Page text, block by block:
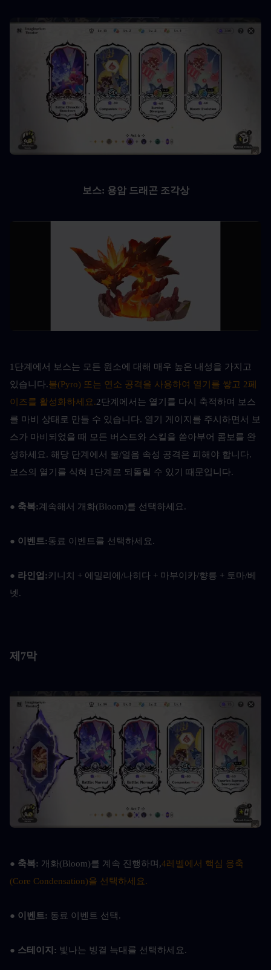
보스: 용암 드래곤 조각상
1단계에서 보스는 모든 원소에 대해 매우 높은 내성을 가지고
있습니다.불(Pyro) 또는 연소 공격을 사용하여 열기를 쌓고 2페
이즈를 활성화하세요.2단계에서는 열기를 다시 축적하여 보스
를 마비 상태로 만들 수 있습니다. 열기 게이지를 주시하면서 보
스가 마비되었을 때 모든 버스트와 스킬을 쏟아부어 콤보를 완
성하세요. 해당 단계에서 물/얼음 속성 공격은 피해야 합니다.
보스의 열기를 식혀 1단계로 되돌릴 수 있기 때문입니다.
● 축복:계속해서 개화(Bloom)를 선택하세요.
● 이벤트:동료 이벤트를 선택하세요.
● 라인업:키니치 + 에밀리에/나히다 + 마부이카/향릉 + 토마/베
넷.
제7막
● 축복: 개화(Bloom)를 계속 진행하며,4레벨에서 핵심 응축
(Core Condensation)을 선택하세요.
● 이벤트: 동료 이벤트 선택.
● 스테이지: 빛나는 빙결 늑대를 선택하세요.